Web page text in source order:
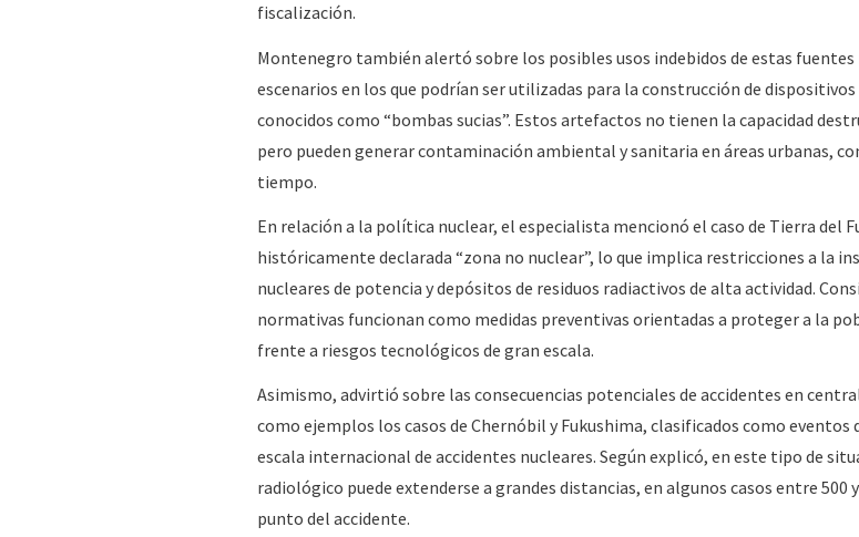
fiscalización.
Montenegro también alertó sobre los posibles usos indebidos de estas
escenarios en los que podrían ser utilizadas para la construcción de
conocidos como “bombas sucias”. Estos artefactos no tienen la capacidad
pero pueden generar contaminación ambiental y sanitaria en áreas urbanas,
tiempo.
En relación a la política nuclear, el especialista mencionó el caso de Tierra del
históricamente declarada “zona no nuclear”, lo que implica restricciones a la
nucleares de potencia y depósitos de residuos radiactivos de alta actividad.
normativas funcionan como medidas preventivas orientadas a proteger a la
frente a riesgos tecnológicos de gran escala.
Asimismo, advirtió sobre las consecuencias potenciales de accidentes en
como ejemplos los casos de Chernóbil y Fukushima, clasificados como eventos
escala internacional de accidentes nucleares. Según explicó, en este tipo de
radiológico puede extenderse a grandes distancias, en algunos casos entre 500
punto del accidente.